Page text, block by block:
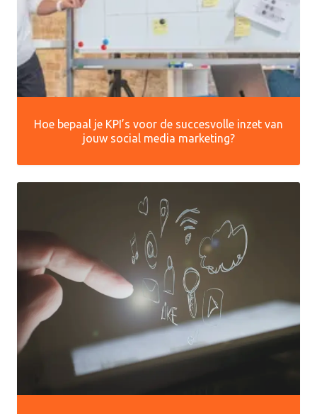
Hoe bepaal je KPI’s voor de succesvolle inzet van
jouw social media marketing?